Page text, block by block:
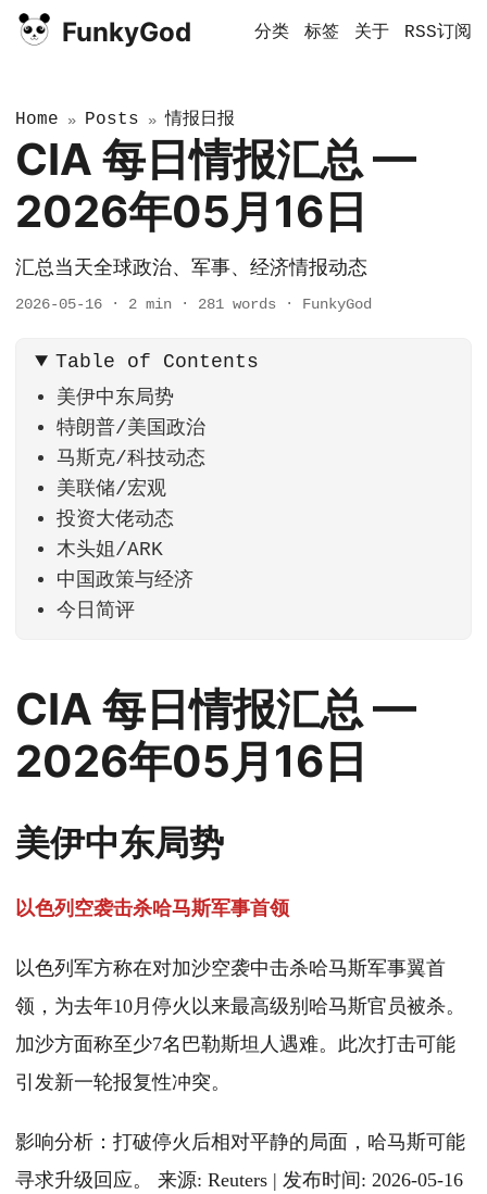
FunkyGod 分类 标签 关于 RSS订阅
Home » Posts »情报日报
CIA 每日情报汇总 —
2026年05月16日
汇总当天全球政治、军事、经济情报动态
2026-05-16 · 2 min · 281 words · FunkyGod
Table of Contents
美伊中东局势
特朗普/美国政治
马斯克/科技动态
美联储/宏观
投资大佬动态
木头姐/ARK
中国政策与经济
今日简评
CIA 每日情报汇总 —
2026年05月16日
美伊中东局势
以色列空袭击杀哈马斯军事首领
以色列军方称在对加沙空袭中击杀哈马斯军事翼首
领，为去年10月停火以来最高级别哈马斯官员被杀。
加沙方面称至少7名巴勒斯坦人遇难。此次打击可能
引发新一轮报复性冲突。
影响分析：打破停火后相对平静的局面，哈马斯可能
寻求升级回应。 来源: Reuters | 发布时间: 2026-05-16